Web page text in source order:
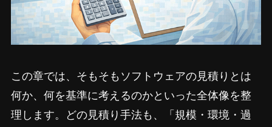
この章では、そもそもソフトウェアの見積りとは
何か、何を基準に考えるのかといった全体像を整
理します。どの見積り手法も、「規模・環境・過